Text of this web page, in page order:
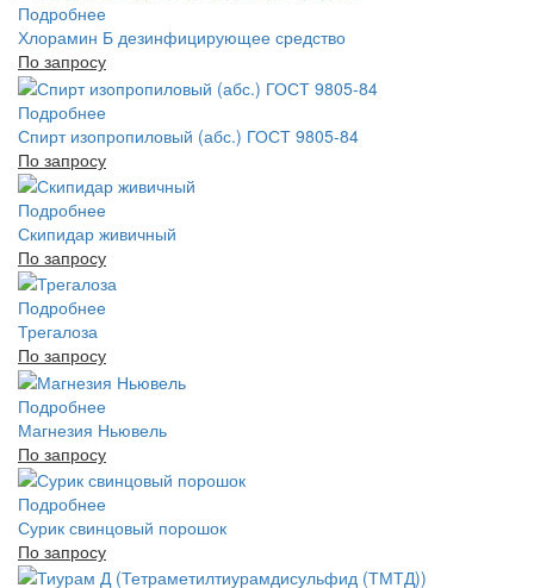
Подробнее
Хлорамин Б дезинфицирующее средство
По запросу
Подробнее
Спирт изопропиловый (абс.) ГОСТ 9805-84
По запросу
Подробнее
Скипидар живичный
По запросу
Подробнее
Трегалоза
По запросу
Подробнее
Магнезия Ньювель
По запросу
Подробнее
Сурик свинцовый порошок
По запросу